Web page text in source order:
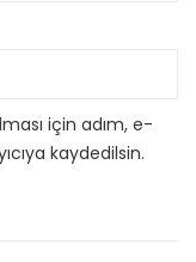
için adım, e-
kaydedilsin.